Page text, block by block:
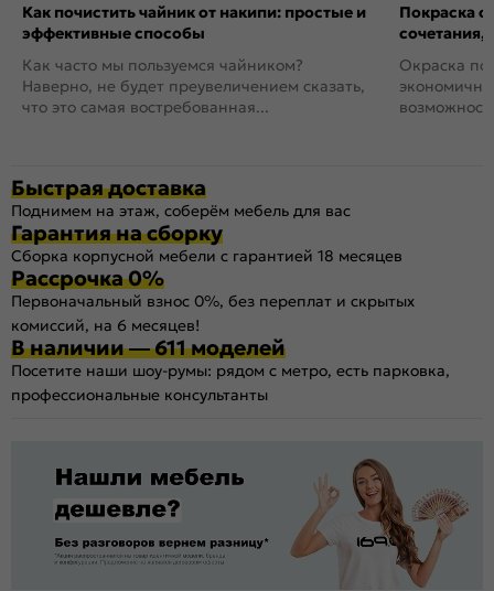
Как почистить чайник от накипи: простые и
эффективные способы
Как часто мы пользуемся чайником?
Наверно, не будет преувеличением сказать,
что это самая востребованная...
Покраска
сочетания,
Окраска
Быстрая доставка
Поднимем на этаж, соберём мебель для вас
Гарантия на сборку
Сборка корпусной мебели с гарантией 18 месяцев
Рассрочка 0%
Первоначальный взнос 0%, без переплат и скрытых
комиссий, на 6 месяцев!
В наличии — 611 моделей
Посетите наши шоу-румы: рядом с метро, есть парковка,
профессиональные консультанты